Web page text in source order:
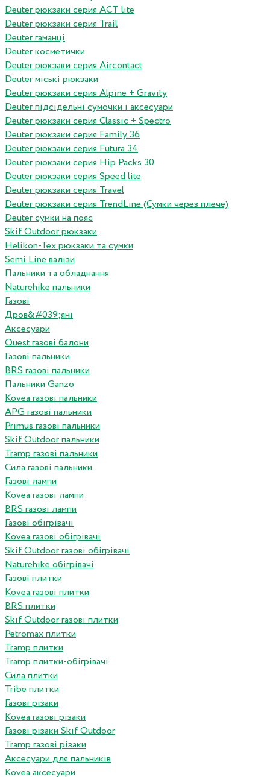
Deuter рюкзаки серия ACT lite
Deuter рюкзаки серия Trail
Deuter гаманці
Deuter косметички
Deuter рюкзаки серия Aircontact
Deuter міські рюкзаки
Deuter рюкзаки серия Alpine + Gravity
Deuter підсідельні сумочки і аксесуари
Deuter рюкзаки серия Classic + Spectro
Deuter рюкзаки серия Family 36
Deuter рюкзаки серия Futura 34
Deuter рюкзаки серия Hip Packs 30
Deuter рюкзаки серия Speed lite
Deuter рюкзаки серия Travel
Deuter рюкзаки серия TrendLine (Сумки через плече)
Deuter сумки на пояс
Skif Outdoor рюкзаки
Helikon-Tex рюкзаки та сумки
Semi Line валізи
Пальники та обладнання
Naturehike пальники
Газові
Дров&#039;яні
Аксесуари
Quest газові балони
Газові пальники
BRS газові пальники
Пальники Ganzo
Kovea газові пальники
APG газові пальники
Primus газові пальники
Skif Outdoor пальники
Tramp газові пальники
Сила газові пальники
Газові лампи
Kovea газові лампи
BRS газові лампи
Газові обігрівачі
Kovea газові обігрівачі
Skif Outdoor газові обігрівачі
Naturehike обігрівачі
Газові плитки
Kovea газові плитки
BRS плитки
Skif Outdoor газові плитки
Petromax плитки
Tramp плитки
Tramp плитки-обігрівачі
Сила плитки
Tribe плитки
Газові різаки
Kovea газові різаки
Газові різаки Skif Outdoor
Tramp газові різаки
Аксесуари для пальників
Kovea аксесуари